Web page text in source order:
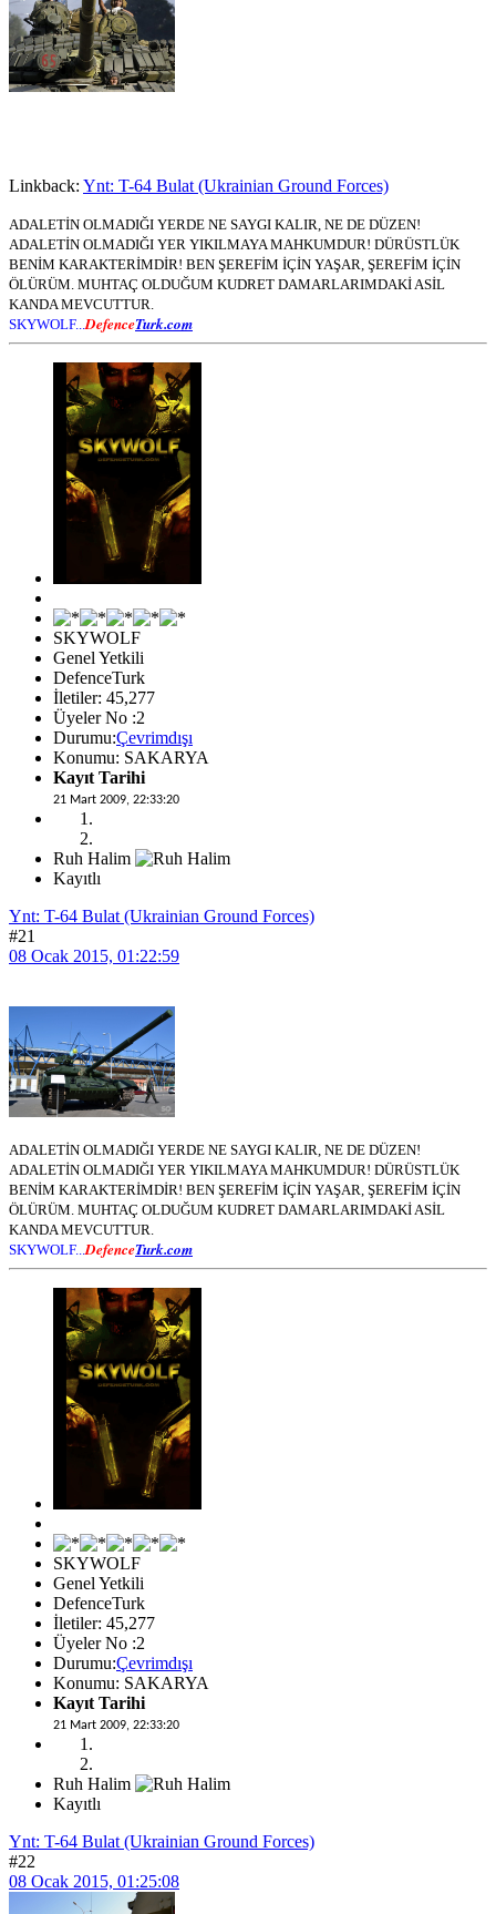
Linkback: Ynt: T-64 Bulat (Ukrainian Ground Forces)
ADALETİN OLMADIĞI YERDE NE SAYGI KALIR, NE DE DÜZEN!
ADALETİN OLMADIĞI YER YIKILMAYA MAHKUMDUR! DÜRÜSTLÜK
BENİM KARAKTERİMDİR! BEN ŞEREFİM İÇİN YAŞAR, ŞEREFİM İÇİN
ÖLÜRÜM. MUHTAÇ OLDUĞUM KUDRET DAMARLARIMDAKİ ASİL
KANDA MEVCUTTUR.
SKYWOLF...DefenceTurk.com
SKYWOLF
Genel Yetkili
DefenceTurk
İletiler: 45,277
Üyeler No :2
Durumu:Çevrimdışı
Konumu: SAKARYA
Kayıt Tarihi
21 Mart 2009, 22:33:20
Ruh Halim
Kayıtlı
Ynt: T-64 Bulat (Ukrainian Ground Forces)
#21
08 Ocak 2015, 01:22:59
ADALETİN OLMADIĞI YERDE NE SAYGI KALIR, NE DE DÜZEN!
ADALETİN OLMADIĞI YER YIKILMAYA MAHKUMDUR! DÜRÜSTLÜK
BENİM KARAKTERİMDİR! BEN ŞEREFİM İÇİN YAŞAR, ŞEREFİM İÇİN
ÖLÜRÜM. MUHTAÇ OLDUĞUM KUDRET DAMARLARIMDAKİ ASİL
KANDA MEVCUTTUR.
SKYWOLF...DefenceTurk.com
SKYWOLF
Genel Yetkili
DefenceTurk
İletiler: 45,277
Üyeler No :2
Durumu:Çevrimdışı
Konumu: SAKARYA
Kayıt Tarihi
21 Mart 2009, 22:33:20
Ruh Halim
Kayıtlı
Ynt: T-64 Bulat (Ukrainian Ground Forces)
#22
08 Ocak 2015, 01:25:08